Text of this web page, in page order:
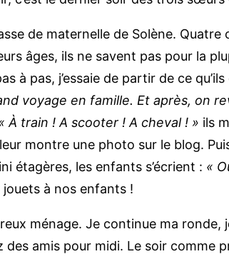
de maternelle de Solène. Quatre
âges, ils ne savent pas pour la
à pas, j’essaie de partir de ce
voyage en famille. Et après, on
À train ! A scooter ! A cheval ! » ils
montre une photo sur le blog.
étagères, les enfants s’écrient : «
à nos enfants !
ménage. Je continue ma ronde,
amis pour midi. Le soir comme